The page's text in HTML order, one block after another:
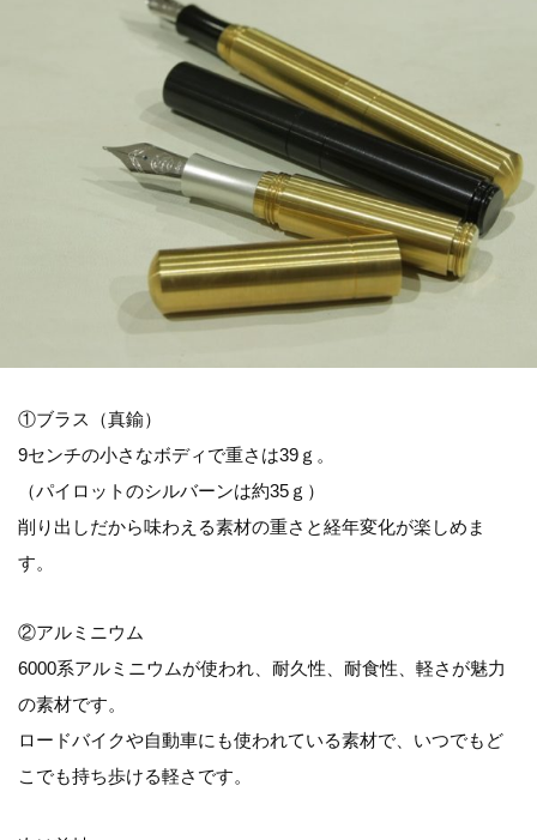
①ブラス（真鍮）
9センチの小さなボディで重さは39ｇ。
（パイロットのシルバーンは約35ｇ）
削り出しだから味わえる素材の重さと経年変化が楽しめま
す。
②アルミニウム
6000系アルミニウムが使われ、耐久性、耐食性、軽さが魅力
の素材です。
ロードバイクや自動車にも使われている素材で、いつでもど
こでも持ち歩ける軽さです。